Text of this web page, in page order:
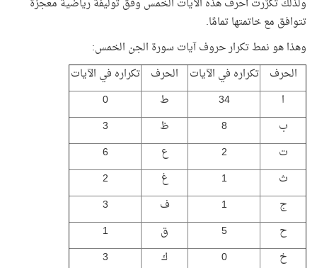
ولذلك تكرّرت أحرف هذه الآيات الخمس وفق توليفة رياضية معجزة
تتوافق مع خاتمتها تمامًا.
وهذا هو نمط تكرار حروف آيات سورة الجن الخمس:
الحرف
تكراره في الآيات الحرف
تكراره في الآيات
ا
34 ط
0
ب
8 ظ
3
ت
2 ع
6
ث
1 غ
2
ج
1 ف
3
ح
5 ق
1
خ
0 ك
3